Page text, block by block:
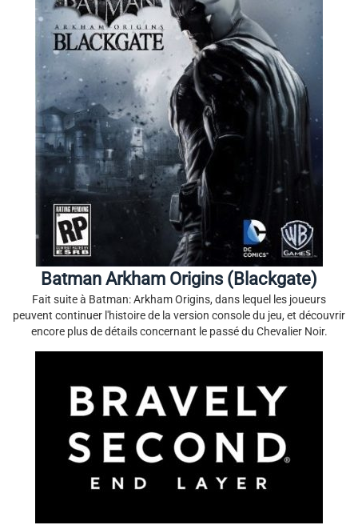
Batman Arkham Origins (Blackgate)
Fait suite à Batman: Arkham Origins, dans lequel les joueurs
peuvent continuer l'histoire de la version console du jeu, et découvrir
encore plus de détails concernant le passé du Chevalier Noir.